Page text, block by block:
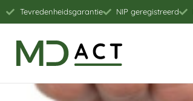
Tevredenheidsgarantie NIP geregistreerd